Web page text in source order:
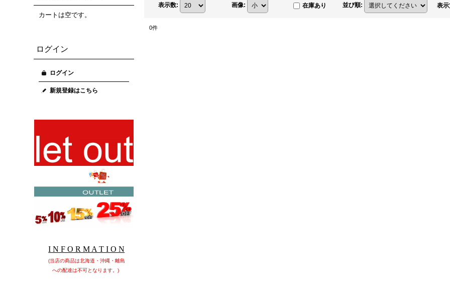
カートは空です。
ログイン
ログイン
新規登録はこちら
I N F O R M A T I O N
(当店の商品は北海道・沖縄・離島
への配達は不可となります。)
表示数: 画像: 在庫あり 並び順: 表
0件